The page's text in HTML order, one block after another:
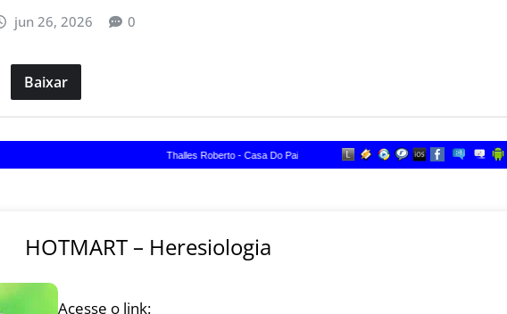
jun 26, 2026 0
Baixar
HOTMART – Heresiologia
Acesse o link: